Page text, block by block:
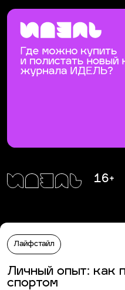
16+
Лайфстайл
Личный опыт: как
спортом